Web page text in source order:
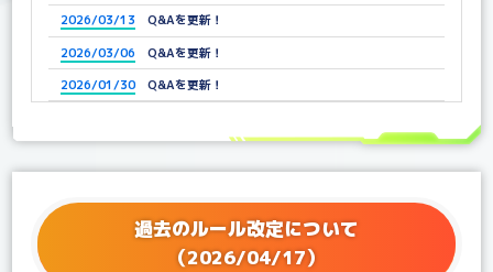
2026/03/13 Q&Aを更新！
2026/03/06 Q&Aを更新！
2026/01/30 Q&Aを更新！
過去のルール改定について
（2026/04/17）